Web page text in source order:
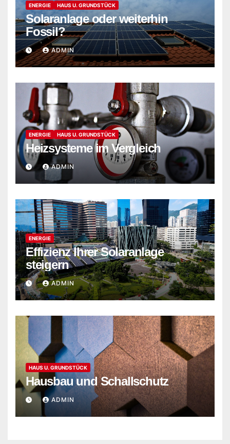
ENERGIE HAUS U. GRUNDSTÜCK
Solaranlage oder weiterhin
Fossil?
ADMIN
ENERGIE HAUS U. GRUNDSTÜCK
Heizsysteme im Vergleich
ADMIN
ENERGIE
Effizienz Ihrer Solaranlage
steigern
ADMIN
HAUS U. GRUNDSTÜCK
Hausbau und Schallschutz
ADMIN